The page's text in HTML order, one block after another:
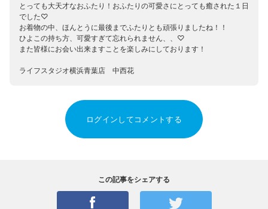
とっても大天才なおふたり！おふたりの可愛さにとっても癒された１日
でした♡
お着物の中、ほんとうに最後までふたりとも頑張りましたね！！
ひよこの持ち方、可愛すぎて忘れられません、、♡
また皆様にお会い出来ますことを楽しみにしております！
ライフスタジオ横浜青葉店 中西花
ログインしてコメントする
この記事をシェアする